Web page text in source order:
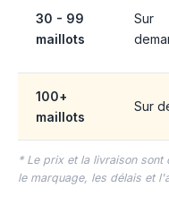
30 - 99
maillots
Sur
100+
maillots
Sur
* Le prix et la livraison sont
le marquage, les délais et